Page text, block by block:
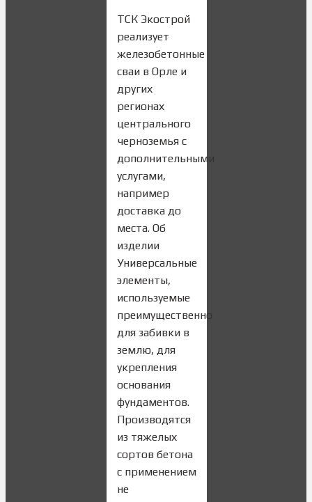
ТСК Экострой
реализует
железобетонные
сваи в Орле и
других
регионах
центрального
черноземья с
дополнительными
услугами,
например
доставка до
места. Об
изделии
Универсальные
элементы,
используемые
преимущественно
для забивки в
землю, для
укрепления
основания
фундаментов.
Производятся
из тяжелых
сортов бетона
с применением
не